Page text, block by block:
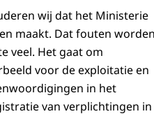
wij dat het Ministerie
maakt. Dat fouten worden
veel. Het gaat om
voor de exploitatie en
in het
van verplichtingen in